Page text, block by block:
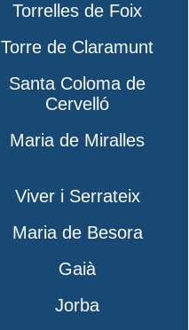
Torrelles de Foix
Torre de Claramunt
Santa Coloma de
Cervelló
Maria de Miralles
Viver i Serrateix
Maria de Besora
Gaià
Jorba